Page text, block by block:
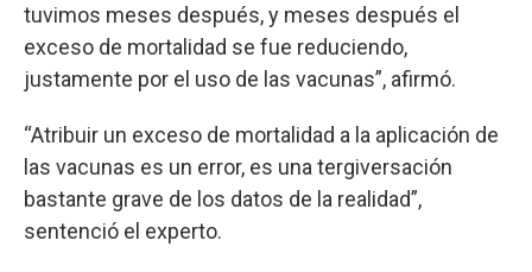
tuvimos meses después, y meses después el
exceso de mortalidad se fue reduciendo,
justamente por el uso de las vacunas”, afirmó.
“Atribuir un exceso de mortalidad a la aplicación de
las vacunas es un error, es una tergiversación
bastante grave de los datos de la realidad”,
sentenció el experto.